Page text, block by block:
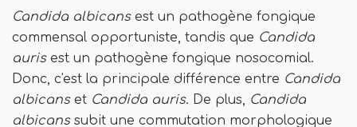
Candida albicansest un pathogène fongique
commensal opportuniste, tandis que Candida
aurisest un pathogène fongique nosocomial.
Donc, c'est la principale différence entre Candida
albicanset Candida auris. De plus, Candida
albicanssubit une commutation morphologique